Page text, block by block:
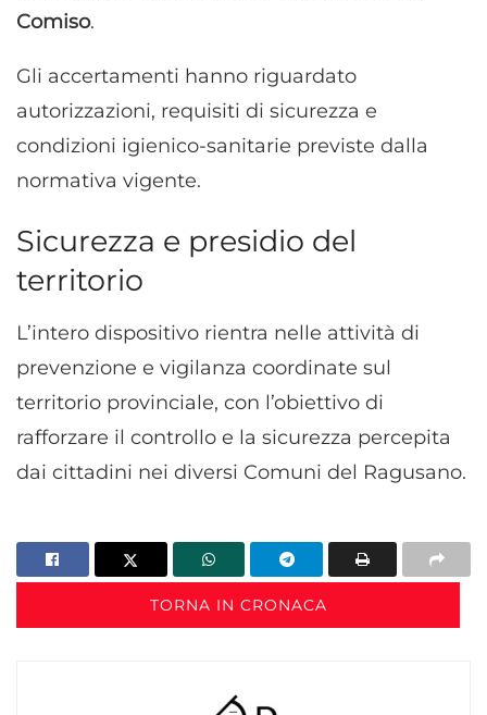
Comiso.
Gli accertamenti hanno riguardato
autorizzazioni, requisiti di sicurezza e
condizioni igienico-sanitarie previste dalla
normativa vigente.
Sicurezza e presidio del
territorio
L’intero dispositivo rientra nelle attività di
prevenzione e vigilanza coordinate sul
territorio provinciale, con l’obiettivo di
rafforzare il controllo e la sicurezza percepita
dai cittadini nei diversi Comuni del Ragusano.
TORNA IN CRONACA